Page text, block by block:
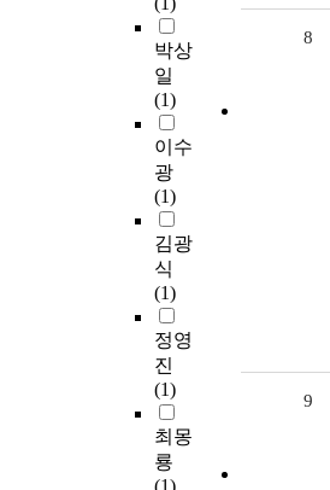
박상
일
(1)
이수
광
(1)
김광
식
(1)
정영
진
(1)
최몽
룡
8
9